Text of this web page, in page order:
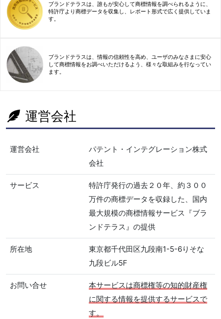
ブランドテラスは、誰もが安心して商標情報を調べられるように、
特許庁より商標データを収集し、レポート形式で広く提供していま
す。
ブランドテラスは、情報の信頼性を高め、ユーザのみなさまに安心
して商標情報をお調べいただけるよう、様々な取組みを行なってい
ます。
運営会社
運営会社
パテント・インテグレーション株式
会社
サービス
特許庁発行の過去２０年、約３００
万件の商標データを収録した、国内
最大規模の商標情報サービス『ブラ
ンドテラス』の提供
所在地
東京都千代田区九段南1-5-6りそな
九段ビル5F
お問い合せ
本サービスは商標権等の知的財産権
に関する情報を提供するサービスで
す。